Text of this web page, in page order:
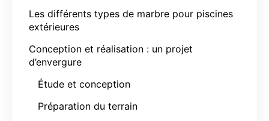
Les différents types de marbre pour piscines
extérieures
Conception et réalisation : un projet
d’envergure
Étude et conception
Préparation du terrain